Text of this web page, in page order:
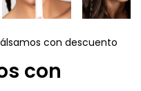
con descuento
con